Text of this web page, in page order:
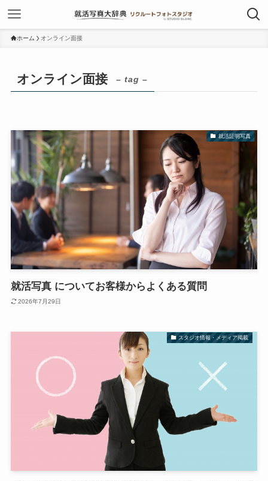
ホーム オンライン面接
オンライン面接 – tag –
就活証明写真
就活写真 についてお客様からよくある質問
2026年7月29日
スタジオ情報・メディア掲載